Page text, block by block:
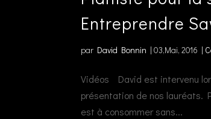
Entreprendre
par David Bonnin |03,Mai, 2016 |
Vidéos David est intervenu
présentation de nos lauréats.
est à consommer sans...